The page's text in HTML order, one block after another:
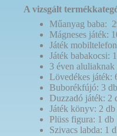
A vizsgált
Műanyag baba:
Mágneses játék:
Játék
Játék babakocsi:
3 éven
Lövedékes játék:
Buborékfújó: 3 db
Duzzadó játék: 2
Játék könyv: 2 db
Plüss figura: 1 db
Szivacs labda: 1